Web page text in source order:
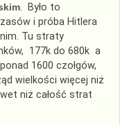
. Było to
i próba Hitlera
Tu straty
177k do 680k a
1600 czołgów,
wielkości więcej niż
niż całość strat